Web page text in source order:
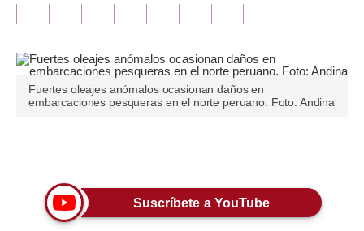
Opinión
Editorial
Pregunta de hoy
Lujo
Viajes
Fuertes oleajes anómalos ocasionan daños en
embarcaciones pesqueras en el norte peruano. Foto: Andina
Suscríbete a YouTube